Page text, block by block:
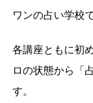
ワンの占い学校
各講座ともに初
ロの状態から「
す。